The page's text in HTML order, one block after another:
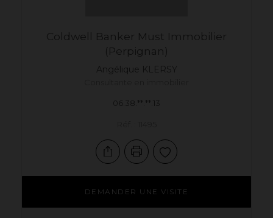
Coldwell Banker Must Immobilier
(Perpignan)
Angélique KLERSY
06.38.**.**.13
DEMANDER UNE VISITE